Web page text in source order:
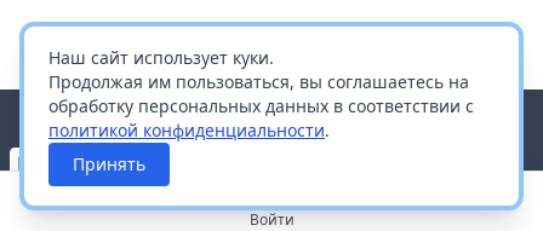
Наш сайт использует куки.
Продолжая им пользоваться, вы соглашаетесь на
обработку персональных данных в соответствии с
политикой конфиденциальности.
Принять
Войти